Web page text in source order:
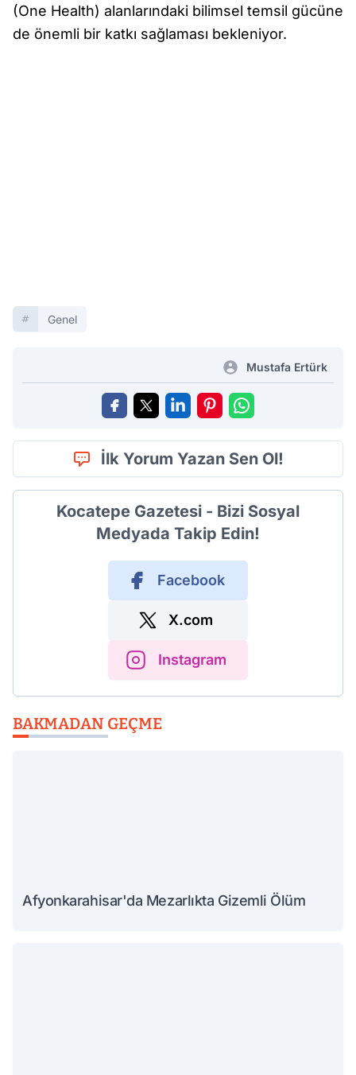
(One Health) alanlarındaki bilimsel temsil gücüne
de önemli bir katkı sağlaması bekleniyor.
Genel
Mustafa Ertürk
İlk Yorum Yazan Sen Ol!
Kocatepe Gazetesi - Bizi Sosyal
Medyada Takip Edin!
Facebook
X.com
Instagram
BAKMADAN GEÇME
Afyonkarahisar'da Mezarlıkta Gizemli Ölüm